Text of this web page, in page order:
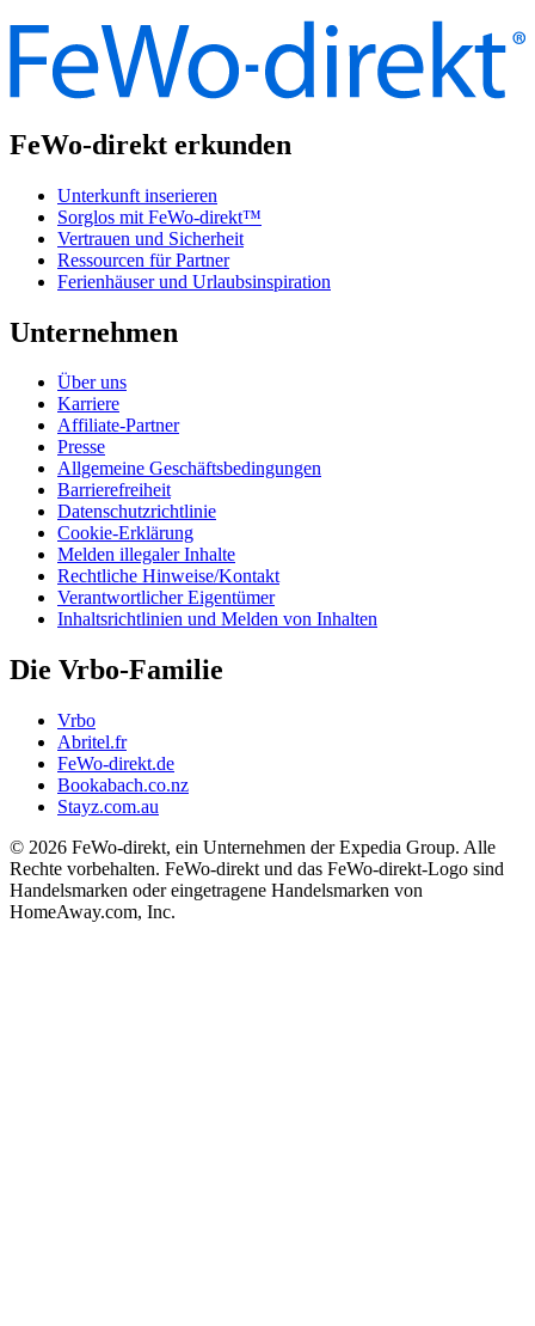
FeWo-direkt erkunden
Unterkunft inserieren
Sorglos mit FeWo-direkt™
Vertrauen und Sicherheit
Ressourcen für Partner
Ferienhäuser und Urlaubsinspiration
Unternehmen
Über uns
Karriere
Affiliate-Partner
Presse
Allgemeine Geschäftsbedingungen
Barrierefreiheit
Datenschutzrichtlinie
Cookie-Erklärung
Melden illegaler Inhalte
Rechtliche Hinweise/Kontakt
Verantwortlicher Eigentümer
Inhaltsrichtlinien und Melden von Inhalten
Die Vrbo-Familie
Vrbo
Abritel.fr
FeWo-direkt.de
Bookabach.co.nz
Stayz.com.au
© 2026 FeWo-direkt, ein Unternehmen der Expedia Group. Alle
Rechte vorbehalten. FeWo-direkt und das FeWo-direkt-Logo sind
Handelsmarken oder eingetragene Handelsmarken von
HomeAway.com, Inc.